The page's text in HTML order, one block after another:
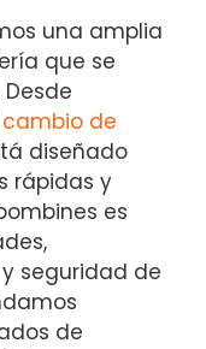
una amplia
que se
cambio de
diseñado
rápidas y
es
seguridad de
de